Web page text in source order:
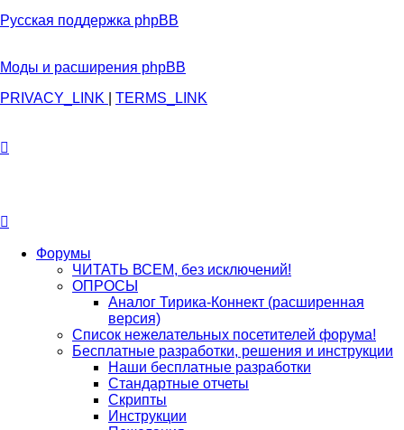
Русская поддержка phpBB
Моды и расширения phpBB
PRIVACY_LINK
TERMS_LINK
Форумы
ЧИТАТЬ ВСЕМ, без исключений!
ОПРОСЫ
Аналог Тирика-Коннект (расширенная
версия)
Список нежелательных посетителей форума!
Бесплатные разработки, решения и инструкции
Наши бесплатные разработки
Стандартные отчеты
Скрипты
Инструкции